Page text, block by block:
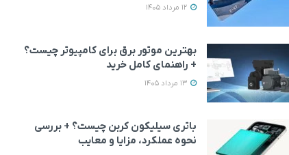
بهترین موتور برق برای کامپیوتر چیست؟
+ راهنمای کامل خرید
باتری سیلیکون کربن چیست؟ + بررسی
نحوه عملکرد، مزایا و معایب